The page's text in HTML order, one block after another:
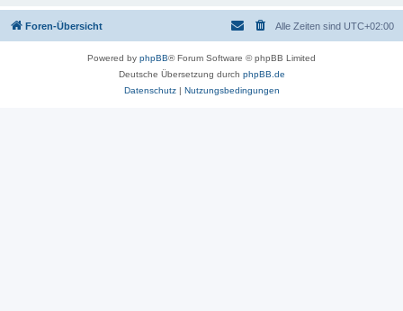
Foren-Übersicht Alle Zeiten sind UTC+02:00
Powered by phpBB® Forum Software © phpBB Limited
Deutsche Übersetzung durch phpBB.de
Datenschutz| Nutzungsbedingungen